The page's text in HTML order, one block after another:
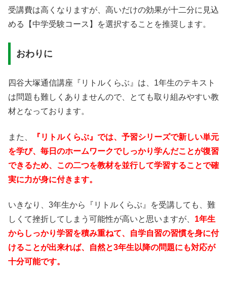
受講費は高くなりますが、高いだけの効果が十二分に見込
める【中学受験コース】を選択することを推奨します。
おわりに
四谷大塚通信講座『リトルくらぶ』は、1年生のテキスト
は問題も難しくありませんので、とても取り組みやすい教
材となっております。
また、
『リトルくらぶ』では、予習シリーズで新しい単元
を学び、毎日のホームワークでしっかり学んだことが復習
できるため、この二つを教材を並行して学習することで確
実に力が身に付きます。
いきなり、3年生から『リトルくらぶ』を受講しても、難
しくて挫折してしまう可能性が高いと思いますが、 1年生
からしっかり学習を積み重ねて、自学自習の習慣を身に付
けることが出来れば、自然と3年生以降の問題にも対応が
十分可能です。